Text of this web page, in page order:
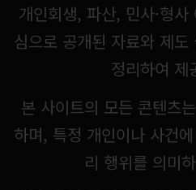
개인회생, 파산, 민사·형
심으로 공개된 자료와 제
정리하여 제
본 사이트의 모든 콘텐츠
하며, 특정 개인이나 사건
리 행위를 의미